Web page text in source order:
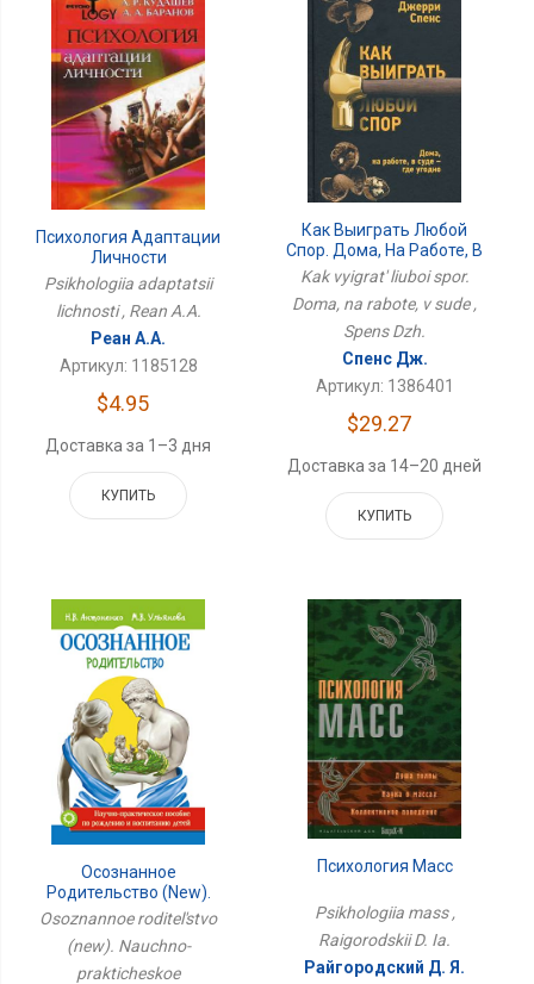
Психология Адаптации
Личности
Psikhologiia adaptatsii
lichnosti , Rean A.A.
Реан А.А.
Артикул: 1185128
$4.95
Доставка за 1–3 дня
КУПИТЬ
Как Выиграть Любой
Спор. Дома, На Работе, В
Суде
Kak vyigrat' liuboi spor.
Doma, na rabote, v sude ,
Spens Dzh.
Спенс Дж.
Артикул: 1386401
$29.27
Доставка за 14–20 дней
КУПИТЬ
Осознанное
Родительство (new).
Научно-Практическое
Рождению И
Воспитанию Детей
Osoznannoe roditel'stvo
(new). Nauchno-
prakticheskoe
Психология Масс
Psikhologiia mass ,
Raigorodskii D. Ia.
Райгородский Д. Я.